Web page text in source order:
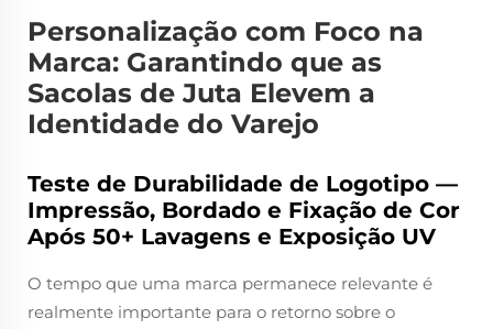
Personalização com Foco na
Marca: Garantindo que as
Sacolas de Juta Elevem a
Identidade do Varejo
Teste de Durabilidade de Logotipo —
Impressão, Bordado e Fixação de Cor
Após 50+ Lavagens e Exposição UV
O tempo que uma marca permanece relevante é
realmente importante para o retorno sobre o